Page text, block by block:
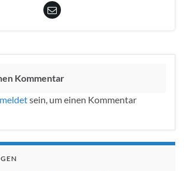
Kommentar
sein, um einen Kommentar